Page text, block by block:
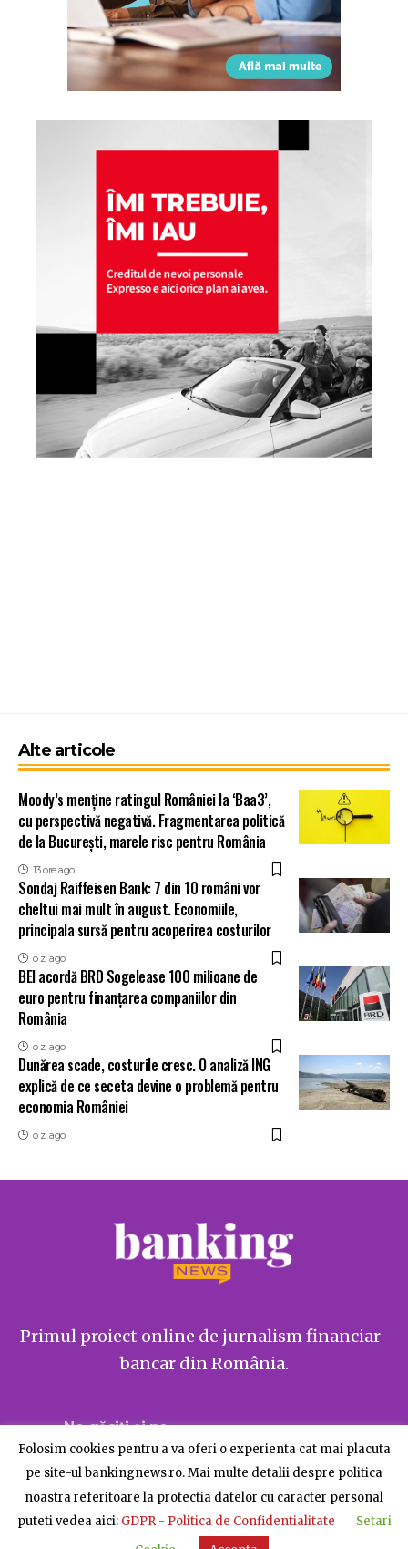
Alte articole
Moody’s menține ratingul României la ‘Baa3’,
cu perspectivă negativă. Fragmentarea politică
de la București, marele risc pentru România
13 ore ago
Sondaj Raiffeisen Bank: 7 din 10 români vor
cheltui mai mult în august. Economiile,
principala sursă pentru acoperirea costurilor
o zi ago
BEI acordă BRD Sogelease 100 milioane de
euro pentru finanțarea companiilor din
România
o zi ago
Dunărea scade, costurile cresc. O analiză ING
explică de ce seceta devine o problemă pentru
economia României
o zi ago
Primul proiect online de jurnalism financiar-
bancar din România.
Ne găsiți și pe
Despre BankingNews Contact Publicitate
Folosim cookies pentru a va oferi o experienta cat mai placuta
pe site-ul bankingnews.ro. Mai multe detalii despre politica
noastra referitoare la protectia datelor cu caracter personal
puteti vedea aici: GDPR - Politica de Confidentialitate
Setari